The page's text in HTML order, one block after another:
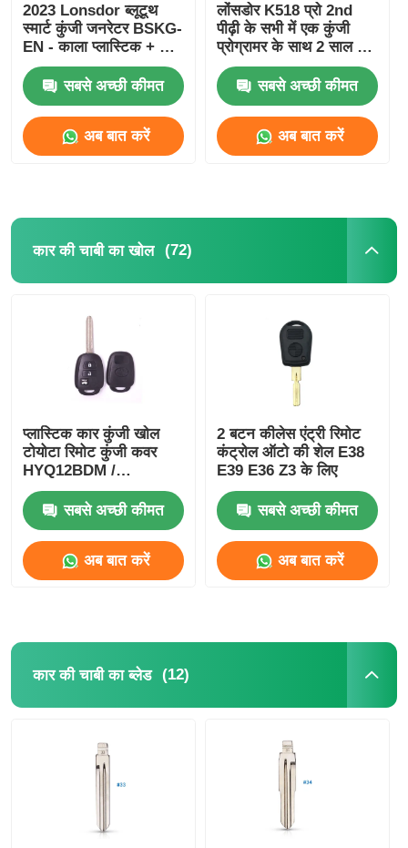
2023 Lonsdor ब्लूटूथ
स्मार्ट कुंजी जनरेटर BSKG-
EN - काला प्लास्टिक + धातु
मूल आकार स्मार्ट कुंजी
पीसीबी सबसे अच्छी कीमत
अब बात करें
लोंसडोर K518 प्रो 2nd
पीढ़ी के सभी में एक कुंजी
प्रोग्रामर के साथ 2 साल निः
शुल्क अद्यतन और पूर्ण
संस्करण सामानसबसे अच्छी कीमत
अब बात करें
कार की चाबी का खोल (72)
प्लास्टिक कार कुंजी खोल
टोयोटा रिमोट कुंजी कवर
HYQ12BDM /
HYQ12BDP / GQ4-52T
सबसे अच्छी कीमत
अब बात करें
2 बटन कीलेस एंट्री रिमोट
कंट्रोल ऑटो की शेल E38
E39 E36 Z3 के लिए
सबसे अच्छी कीमत
अब बात करें
कार की चाबी का ब्लेड (12)